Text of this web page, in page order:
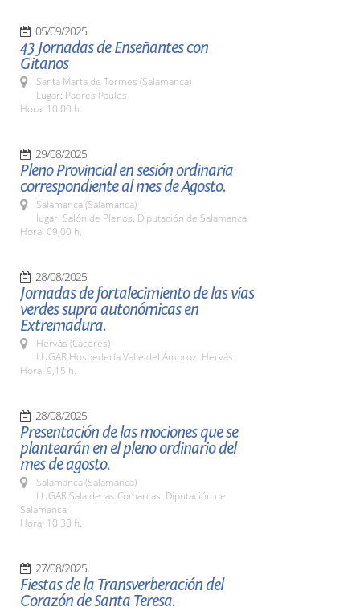
05/09/2025
43 Jornadas de Enseñantes con
Gitanos
Santa Marta de Tormes (Salamanca)
Lugar: Padres Paules
Hora: 10:00 h.
29/08/2025
Pleno Provincial en sesión ordinaria
correspondiente al mes de Agosto.
Salamanca (Salamanca)
lugar. Salón de Plenos. Diputación de Salamanca
Hora: 09,00 h.
28/08/2025
Jornadas de fortalecimiento de las vías
verdes supra autonómicas en
Extremadura.
Hervás (Cáceres)
LUGAR Hospedería Valle del Ambroz. Hervás
Hora: 9,15 h.
28/08/2025
Presentación de las mociones que se
plantearán en el pleno ordinario del
mes de agosto.
Salamanca (Salamanca)
LUGAR Sala de las Comarcas. Diputación de
Salamanca
Hora: 10.30 h.
27/08/2025
Fiestas de la Transverberación del
Corazón de Santa Teresa.